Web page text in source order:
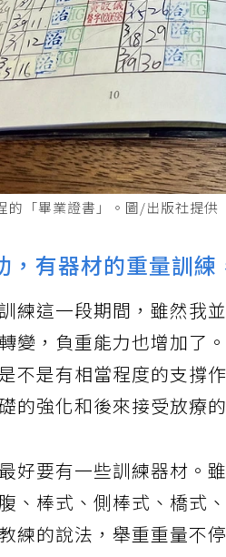
的「畢業證書」。圖/出版社提供
，有器材的重量訓練
練這一段期間，雖然我
變，負重能力也增加了
不是有相當程度的支撐
的強化和後來接受放療
好要有一些訓練器材。
、棒式、側棒式、橋式
練的說法，舉重重量不